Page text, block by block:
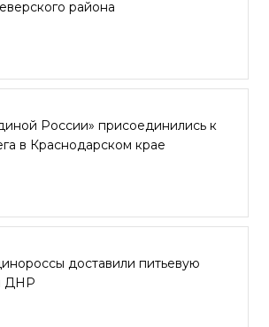
района
России» присоединились к
в Краснодарском крае
доставили питьевую
ДНР